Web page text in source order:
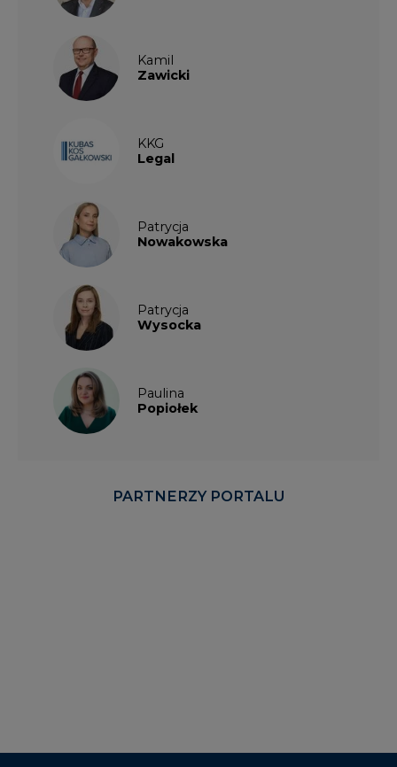
Kamil
Zawicki
KKG
Legal
Patrycja
Nowakowska
Patrycja
Wysocka
Paulina
Popiołek
PARTNERZY PORTALU